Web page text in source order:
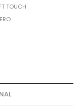
TOUCH